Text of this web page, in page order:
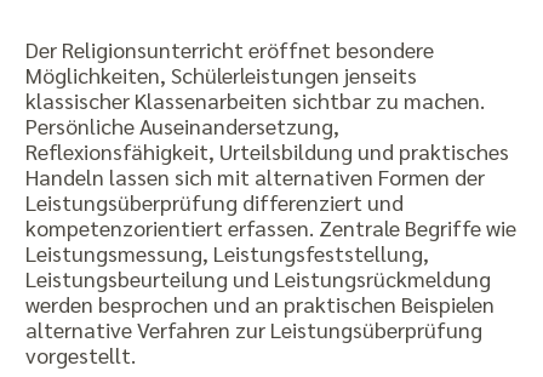
Der Religionsunterricht eröffnet besondere
Möglichkeiten, Schülerleistungen jenseits
klassischer Klassenarbeiten sichtbar zu machen.
Persönliche Auseinandersetzung,
Reflexionsfähigkeit, Urteilsbildung und praktisches
Handeln lassen sich mit alternativen Formen der
Leistungsüberprüfung differenziert und
kompetenzorientiert erfassen. Zentrale Begriffe wie
Leistungsmessung, Leistungsfeststellung,
Leistungsbeurteilung und Leistungsrückmeldung
werden besprochen und an praktischen Beispielen
alternative Verfahren zur Leistungsüberprüfung
vorgestellt.